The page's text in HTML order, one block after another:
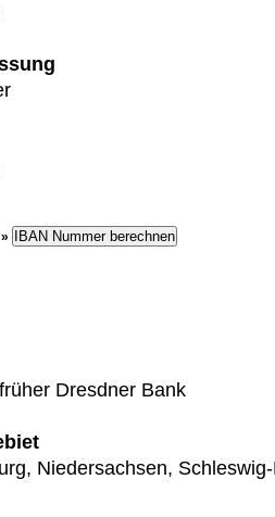
»
Dresdner Bank
Niedersachsen,